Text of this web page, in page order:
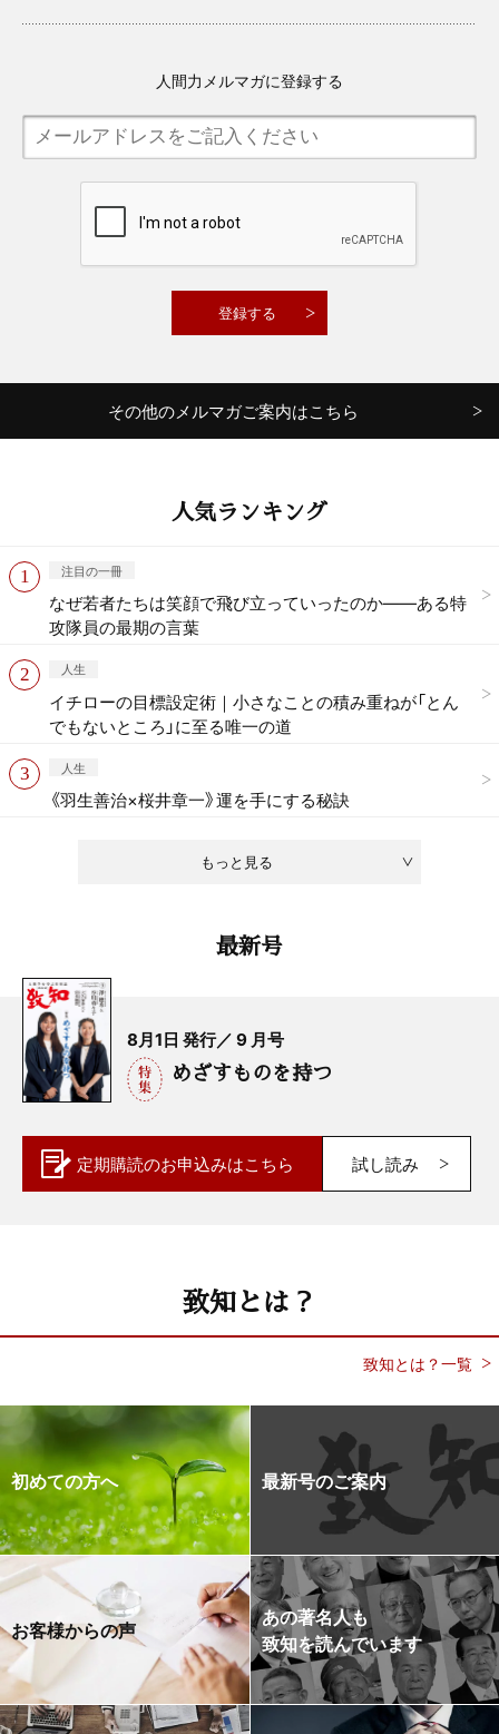
人間力メルマガに登録する
その他のメルマガご案内はこちら
人気ランキング
もっと見る
注目の一冊
なぜ若者たちは笑顔で飛び立っていったのか——ある特
攻隊員の最期の言葉
人生
イチローの目標設定術｜小さなことの積み重ねが「とん
でもないところ」に至る唯一の道
人生
《羽生善治×桜井章一》運を手にする秘訣
最新号
8月1日 発行／ 9 月号
めざすものを持つ
定期購読のお申込みはこちら 試し読み
致知とは？
致知とは？一覧
初めての方へ 最新号のご案内
お客様からの声
あの著名人も
致知を読んでいます